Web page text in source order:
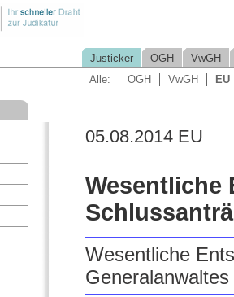
Justicker OGH
VwGH
Alle:
OGH VwGH EU
05.08.2014 EU
Wesentliche
Wesentliche